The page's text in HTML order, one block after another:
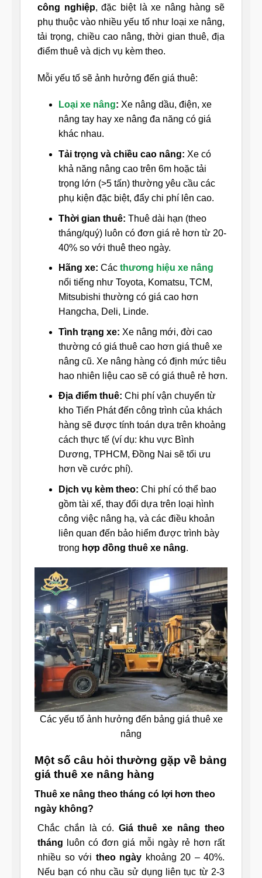
công nghiệp, đặc biệt là xe nâng hàng sẽ
phụ thuộc vào nhiều yếu tố như loại xe nâng,
tải trọng, chiều cao nâng, thời gian thuê, địa
điểm thuê và dịch vụ kèm theo.
Mỗi yếu tố sẽ ảnh hưởng đến giá thuê:
Loại xe nâng: Xe nâng dầu, điện, xe
nâng tay hay xe nâng đa năng có giá
khác nhau.
Tải trọng và chiều cao nâng: Xe có
khả năng nâng cao trên 6m hoặc tải
trọng lớn (>5 tấn) thường yêu cầu các
phụ kiện đặc biệt, đẩy chi phí lên cao.
Thời gian thuê: Thuê dài hạn (theo
tháng/quý) luôn có đơn giá rẻ hơn từ 20-
40% so với thuê theo ngày.
Hãng xe: Các thương hiệu xe nâng
nổi tiếng như Toyota, Komatsu, TCM,
Mitsubishi thường có giá cao hơn
Hangcha, Deli, Linde.
Tình trạng xe: Xe nâng mới, đời cao
thường có giá thuê cao hơn giá thuê xe
nâng cũ. Xe nâng hàng có định mức tiêu
hao nhiên liệu cao sẽ có giá thuê rẻ hơn.
Địa điểm thuê: Chi phí vận chuyển từ
kho Tiến Phát đến công trình của khách
hàng sẽ được tính toán dựa trên khoảng
cách thực tế (ví dụ: khu vực Bình
Dương, TPHCM, Đồng Nai sẽ tối ưu
hơn về cước phí).
Dịch vụ kèm theo: Chi phí có thể bao
gồm tài xế, thay đổi dựa trên loại hình
công việc nâng hạ, và các điều khoản
liên quan đến bảo hiểm được trình bày
trong hợp đồng thuê xe nâng.
Các yếu tố ảnh hưởng đến bảng giá thuê xe
nâng
Một số câu hỏi thường gặp về bảng
giá thuê xe nâng hàng
Thuê xe nâng theo tháng có lợi hơn theo
ngày không?
Chắc chắn là có. Giá thuê xe nâng theo
tháng luôn có đơn giá mỗi ngày rẻ hơn rất
nhiều so với theo ngày khoảng 20 – 40%.
Nếu bạn có nhu cầu sử dụng liên tục từ 2-3